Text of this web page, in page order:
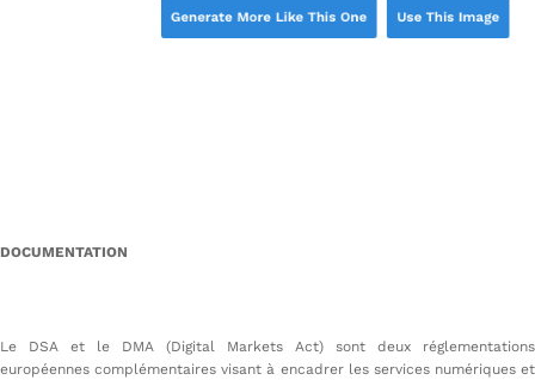
DOCUMENTATION
Le DSA et le DMA (Digital Markets Act) sont deux réglementations
européennes complémentaires visant à encadrer les services numériques et